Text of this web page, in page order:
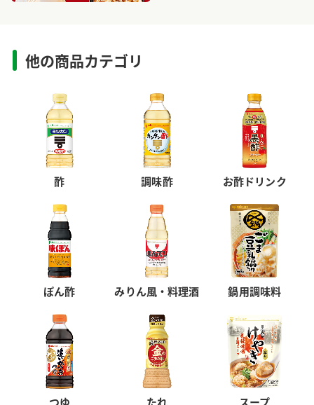
他の商品カテゴリ
酢 調味酢 お酢ドリンク
ぽん酢 みりん風・料理酒 鍋用調味料
つゆ たれ スープ